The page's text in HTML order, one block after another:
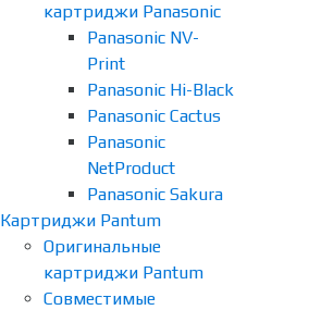
картриджи Panasonic
Panasonic NV-
Print
Panasonic Hi-Black
Panasonic Cactus
Panasonic
NetProduct
Panasonic Sakura
Картриджи Pantum
Оригинальные
картриджи Pantum
Совместимые